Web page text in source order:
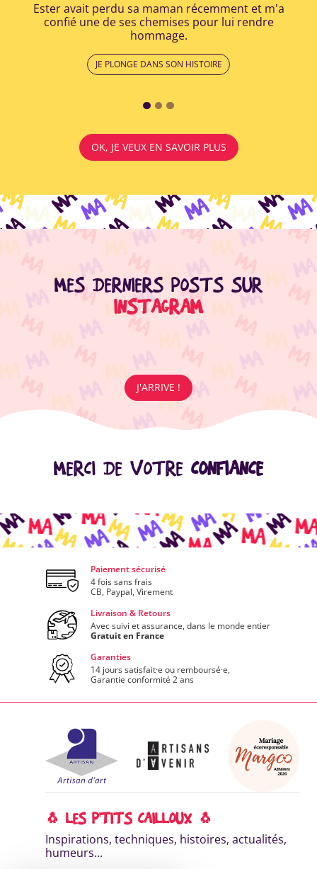
Ester avait perdu sa maman récemment et m'a
confié une de ses chemises pour lui rendre
hommage.
JE PLONGE DANS SON HISTOIRE
OK, JE VEUX EN SAVOIR PLUS
MES DERNIERS POSTS SUR
INSTAGRAM
J'ARRIVE !
MERCI DE VOTRE CONFIANCE
Paiement sécurisé
4 fois sans frais
CB, Paypal, Virement
Livraison & Retours
Avec suivi et assurance, dans le monde entier
Gratuit en France
Garanties
14 jours satisfait·e ou remboursé·e,
Garantie conformité 2 ans
🐧 LES P'TITS CAILLOUX 🐧
Inspirations, techniques, histoires, actualités,
humeurs...